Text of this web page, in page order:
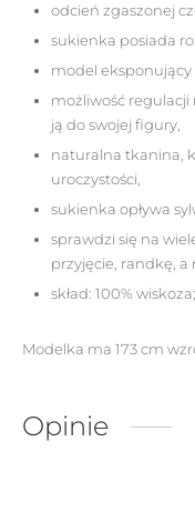
odcień zgaszonej
sukienka posiada
model eksponujący
możliwość
ją do swojej figury,
naturalna tkanina,
uroczystości,
sukienka opływa
sprawdzi się na
przyjęcie, randkę, a
skład: 100% wiskoza;
Modelka ma 173 cm
Opinie